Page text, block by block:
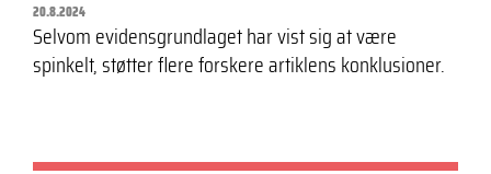
20.8.2024
Selvom evidensgrundlaget har vist sig at være
spinkelt, støtter flere forskere artiklens konklusioner.